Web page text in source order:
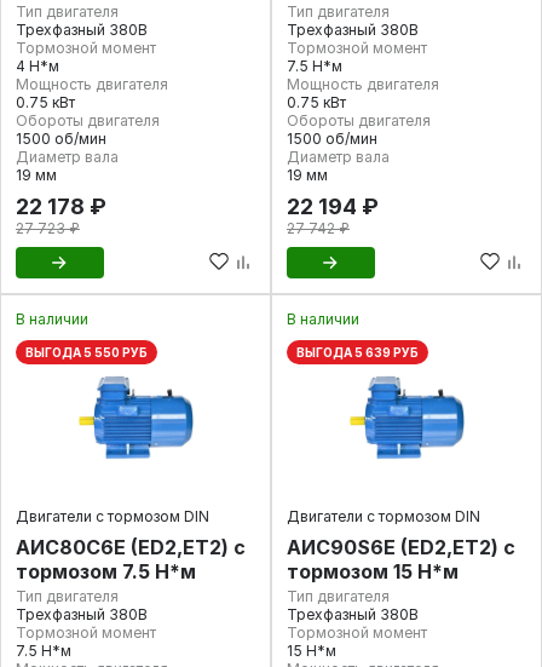
Тип двигателя
Трехфазный 380В
Тормозной момент
4 Н*м
Мощность двигателя
0.75 кВт
Обороты двигателя
1500 об/мин
Диаметр вала
19 мм
22 178 ₽
27 723 ₽
Тип двигателя
Трехфазный 380В
Тормозной момент
7.5 Н*м
Мощность двигателя
0.75 кВт
Обороты двигателя
1500 об/мин
Диаметр вала
19 мм
22 194 ₽
27 742 ₽
В наличии
ВЫГОДА 5 550 РУБ
Двигатели с тормозом DIN
АИС80С6Е (ED2,ET2) с
тормозом 7.5 Н*м
Тип двигателя
Трехфазный 380В
Тормозной момент
7.5 Н*м
В наличии
ВЫГОДА 5 639 РУБ
Двигатели с тормозом DIN
AИC90S6Е (ED2,ET2) с
тормозом 15 Н*м
Тип двигателя
Трехфазный 380В
Тормозной момент
15 Н*м